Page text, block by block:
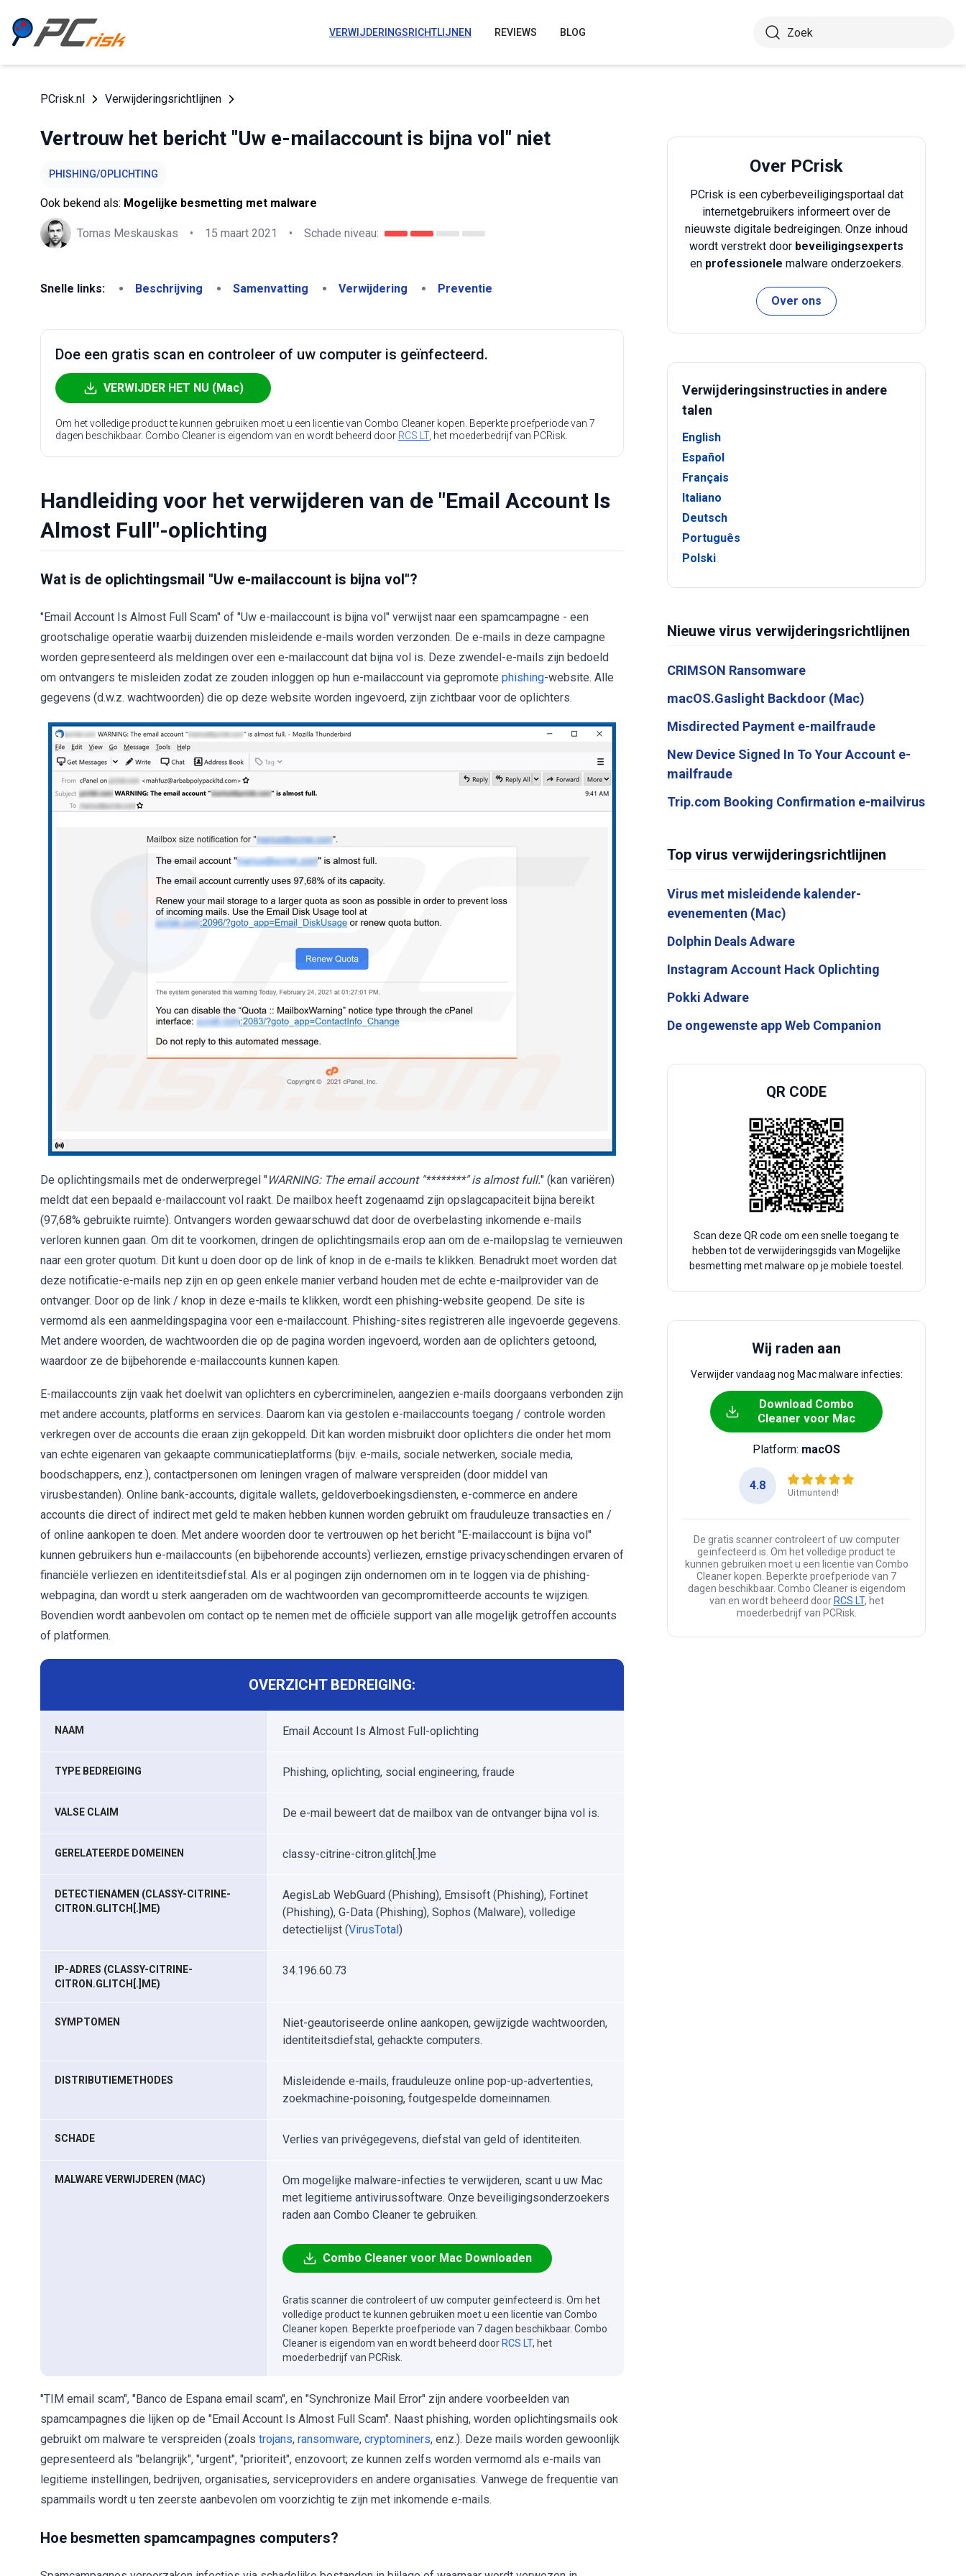
VERWIJDERINGSRICHTLIJNEN REVIEWS BLOG
PCrisk.nl Verwijderingsrichtlijnen
Vertrouw het bericht "Uw e-mailaccount is bijna vol" niet
PHISHING/OPLICHTING
Ook bekend als: Mogelijke besmetting met malware
Tomas Meskauskas • 15 maart 2021 • Schade niveau:
Snelle links: Beschrijving Samenvatting Verwijdering Preventie
Doe een gratis scan en controleer of uw computer is geïnfecteerd.
VERWIJDER HET NU (Mac)
Om het volledige product te kunnen gebruiken moet u een licentie van Combo Cleaner kopen. Beperkte proefperiode van 7
dagen beschikbaar. Combo Cleaner is eigendom van en wordt beheerd door RCS LT, het moederbedrijf van PCRisk.
Handleiding voor het verwijderen van de "Email Account Is
Almost Full"-oplichting
Wat is de oplichtingsmail "Uw e-mailaccount is bijna vol"?
"Email Account Is Almost Full Scam" of "Uw e-mailaccount is bijna vol" verwijst naar een spamcampagne - een
grootschalige operatie waarbij duizenden misleidende e-mails worden verzonden. De e-mails in deze campagne
worden gepresenteerd als meldingen over een e-mailaccount dat bijna vol is. Deze zwendel-e-mails zijn bedoeld
om ontvangers te misleiden zodat ze zouden inloggen op hun e-mailaccount via gepromote phishing-website. Alle
gegevens (d.w.z. wachtwoorden) die op deze website worden ingevoerd, zijn zichtbaar voor de oplichters.
De oplichtingsmails met de onderwerpregel "WARNING: The email account "********" is almost full." (kan variëren)
meldt dat een bepaald e-mailaccount vol raakt. De mailbox heeft zogenaamd zijn opslagcapaciteit bijna bereikt
(97,68% gebruikte ruimte). Ontvangers worden gewaarschuwd dat door de overbelasting inkomende e-mails
verloren kunnen gaan. Om dit te voorkomen, dringen de oplichtingsmails erop aan om de e-mailopslag te vernieuwen
naar een groter quotum. Dit kunt u doen door op de link of knop in de e-mails te klikken. Benadrukt moet worden dat
deze notificatie-e-mails nep zijn en op geen enkele manier verband houden met de echte e-mailprovider van de
ontvanger. Door op de link / knop in deze e-mails te klikken, wordt een phishing-website geopend. De site is
vermomd als een aanmeldingspagina voor een e-mailaccount. Phishing-sites registreren alle ingevoerde gegevens.
Met andere woorden, de wachtwoorden die op de pagina worden ingevoerd, worden aan de oplichters getoond,
waardoor ze de bijbehorende e-mailaccounts kunnen kapen.
E-mailaccounts zijn vaak het doelwit van oplichters en cybercriminelen, aangezien e-mails doorgaans verbonden zijn
met andere accounts, platforms en services. Daarom kan via gestolen e-mailaccounts toegang / controle worden
verkregen over de accounts die eraan zijn gekoppeld. Dit kan worden misbruikt door oplichters die onder het mom
van echte eigenaren van gekaapte communicatieplatforms (bijv. e-mails, sociale netwerken, sociale media,
boodschappers, enz.), contactpersonen om leningen vragen of malware verspreiden (door middel van
virusbestanden). Online bank-accounts, digitale wallets, geldoverboekingsdiensten, e-commerce en andere
accounts die direct of indirect met geld te maken hebben kunnen worden gebruikt om frauduleuze transacties en /
of online aankopen te doen. Met andere woorden door te vertrouwen op het bericht "E-mailaccount is bijna vol"
kunnen gebruikers hun e-mailaccounts (en bijbehorende accounts) verliezen, ernstige privacyschendingen ervaren of
financiële verliezen en identiteitsdiefstal. Als er al pogingen zijn ondernomen om in te loggen via de phishing-
webpagina, dan wordt u sterk aangeraden om de wachtwoorden van gecompromitteerde accounts te wijzigen.
Bovendien wordt aanbevolen om contact op te nemen met de officiële support van alle mogelijk getroffen accounts
of platformen.
OVERZICHT BEDREIGING:
NAAM Email Account Is Almost Full-oplichting
TYPE BEDREIGING Phishing, oplichting, social engineering, fraude
VALSE CLAIM De e-mail beweert dat de mailbox van de ontvanger bijna vol is.
GERELATEERDE DOMEINEN classy-citrine-citron.glitch[.]me
DETECTIENAMEN (CLASSY-CITRINE-
CITRON.GLITCH[.]ME)
AegisLab WebGuard (Phishing), Emsisoft (Phishing), Fortinet
(Phishing), G-Data (Phishing), Sophos (Malware), volledige
detectielijst (VirusTotal)
IP-ADRES (CLASSY-CITRINE-
CITRON.GLITCH[.]ME)
34.196.60.73
SYMPTOMEN
Niet-geautoriseerde online aankopen, gewijzigde wachtwoorden,
identiteitsdiefstal, gehackte computers.
DISTRIBUTIEMETHODES
Misleidende e-mails, frauduleuze online pop-up-advertenties,
zoekmachine-poisoning, foutgespelde domeinnamen.
SCHADE Verlies van privégegevens, diefstal van geld of identiteiten.
MALWARE VERWIJDEREN (MAC)
Om mogelijke malware-infecties te verwijderen, scant u uw Mac
met legitieme antivirussoftware. Onze beveiligingsonderzoekers
raden aan Combo Cleaner te gebruiken.
Combo Cleaner voor Mac Downloaden
Gratis scanner die controleert of uw computer geïnfecteerd is. Om het
volledige product te kunnen gebruiken moet u een licentie van Combo
Cleaner kopen. Beperkte proefperiode van 7 dagen beschikbaar. Combo
Cleaner is eigendom van en wordt beheerd door RCS LT, het
moederbedrijf van PCRisk.
"TIM email scam", "Banco de Espana email scam", en "Synchronize Mail Error" zijn andere voorbeelden van
spamcampagnes die lijken op de "Email Account Is Almost Full Scam". Naast phishing, worden oplichtingsmails ook
gebruikt om malware te verspreiden (zoals trojans, ransomware, cryptominers, enz.). Deze mails worden gewoonlijk
gepresenteerd als "belangrijk", "urgent", "prioriteit", enzovoort; ze kunnen zelfs worden vermomd als e-mails van
legitieme instellingen, bedrijven, organisaties, serviceproviders en andere organisaties. Vanwege de frequentie van
spammails wordt u ten zeerste aanbevolen om voorzichtig te zijn met inkomende e-mails.
Hoe besmetten spamcampagnes computers?
Over PCrisk
PCrisk is een cyberbeveiligingsportaal dat
internetgebruikers informeert over de
nieuwste digitale bedreigingen. Onze inhoud
wordt verstrekt door beveiligingsexperts
en professionele malware onderzoekers.
Over ons
Verwijderingsinstructies in andere
talen
English
Español
Français
Italiano
Deutsch
Português
Polski
Nieuwe virus verwijderingsrichtlijnen
CRIMSON Ransomware
macOS.Gaslight Backdoor (Mac)
Misdirected Payment e-mailfraude
New Device Signed In To Your Account e-
mailfraude
Trip.com Booking Confirmation e-mailvirus
Top virus verwijderingsrichtlijnen
Virus met misleidende kalender-
evenementen (Mac)
Dolphin Deals Adware
Instagram Account Hack Oplichting
Pokki Adware
De ongewenste app Web Companion
QR CODE
Scan deze QR code om een snelle toegang te
hebben tot de verwijderingsgids van Mogelijke
besmetting met malware op je mobiele toestel.
Wij raden aan
Verwijder vandaag nog Mac malware infecties:
Download Combo
Cleaner voor Mac
Platform: macOS
4.8
Uitmuntend!
De gratis scanner controleert of uw computer
geïnfecteerd is. Om het volledige product te
kunnen gebruiken moet u een licentie van Combo
Cleaner kopen. Beperkte proefperiode van 7
dagen beschikbaar. Combo Cleaner is eigendom
van en wordt beheerd door RCS LT, het
moederbedrijf van PCRisk.